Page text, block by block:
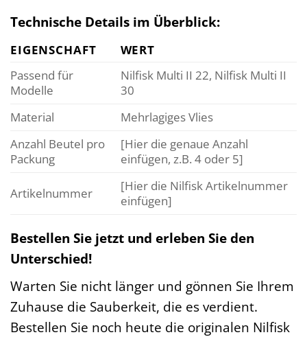
Technische Details im Überblick:
EIGENSCHAFT
WERT
Passend für
Modelle
Nilfisk Multi II 22, Nilfisk Multi II
30
Material
Mehrlagiges Vlies
Anzahl Beutel pro
Packung
[Hier die genaue Anzahl
einfügen, z.B. 4 oder 5]
Artikelnummer
[Hier die Nilfisk Artikelnummer
einfügen]
Bestellen Sie jetzt und erleben Sie den
Unterschied!
Warten Sie nicht länger und gönnen Sie Ihrem
Zuhause die Sauberkeit, die es verdient.
Bestellen Sie noch heute die originalen Nilfisk